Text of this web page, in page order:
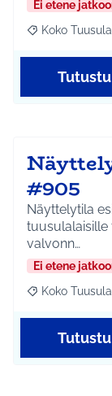
Ei etene
Rajaa tulokset
Koko Tuusula
Tutustu
#905
Näyttelytila
tuusulalaisille
valvonn…
Ei etene
Rajaa tulokset
Koko Tuusula
Tutustu